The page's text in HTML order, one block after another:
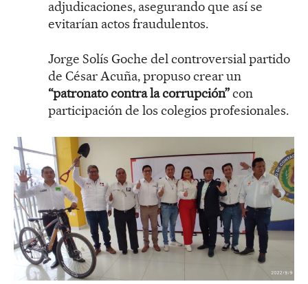
adjudicaciones, asegurando que así se
evitarían actos fraudulentos.
Jorge Solís Goche del controversial partido
de César Acuña, propuso crear un
“patronato contra la corrupción”con
participación de los colegios profesionales.